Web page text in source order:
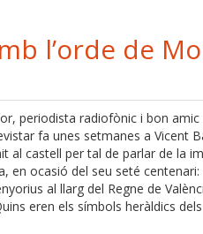
l’orde de
periodista radiofònic i bon amic
fa unes setmanes a Vicent
al castell per tal de parlar de la
en ocasió del seu seté
al llarg del Regne de
eren els símbols heràldics